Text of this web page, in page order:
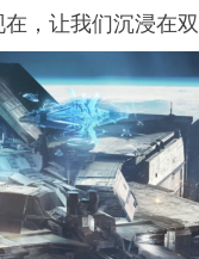
，让我们沉浸在